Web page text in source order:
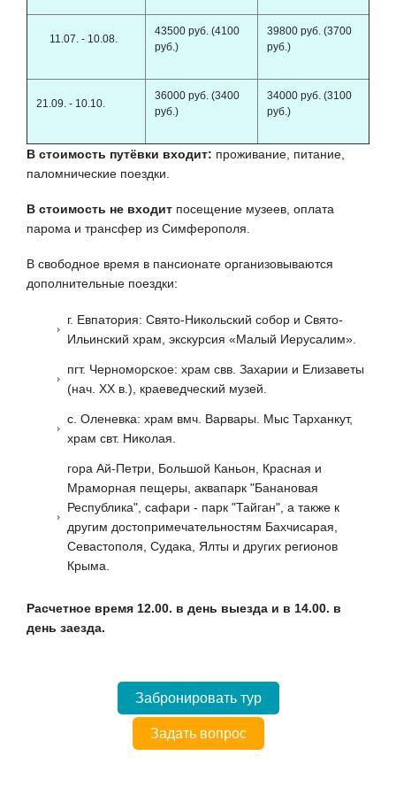
11.07. - 10.08.
43500 руб. (4100
руб.)
39800 руб. (3700
руб.)
21.09. - 10.10.
36000 руб. (3400
руб.)
34000 руб. (3100
руб.)
В стоимость путёвки входит: проживание, питание,
паломнические поездки.
В стоимость не входит посещение музеев, оплата
парома и трансфер из Симферополя.
В свободное время в пансионате организовываются
дополнительные поездки:
г. Евпатория: Свято-Никольский собор и Свято-
Ильинский храм, экскурсия «Малый Иерусалим».
пгт. Черноморское: храм свв. Захарии и Елизаветы
(нач. ХХ в.), краеведческий музей.
с. Оленевка: храм вмч. Варвары. Мыс Тарханкут,
храм свт. Николая.
гора Ай-Петри, Большой Каньон, Красная и
Мраморная пещеры, аквапарк "Банановая
Республика", сафари - парк "Тайган", а также к
другим достопримечательностям Бахчисарая,
Севастополя, Судака, Ялты и других регионов
Крыма.
Расчетное время 12.00. в день выезда и в 14.00. в
день заезда.
Забронировать тур
Задать вопрос